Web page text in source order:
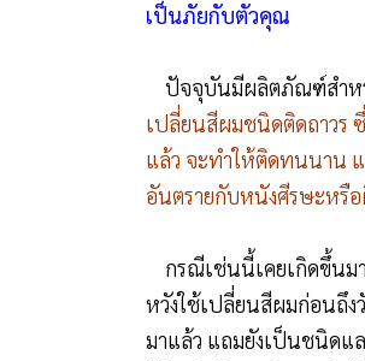
เป็นภัยกับตัวคุณ
ปัจจุบันมีผลิตภัณฑ์สำหรั
เปลี่ยนสีผมชนิดติดถาวร ซึ่
แล้ว จะทำให้ติดทนนาน แ
อันตรายกับหนังศีรษะหรือ
กรณีเช่นนี้เคยเกิดขึ้นม
หวังใช้เปลี่ยนสีผมก่อนถึง
มาแล้ว แถมยังเป็นชนิดแ